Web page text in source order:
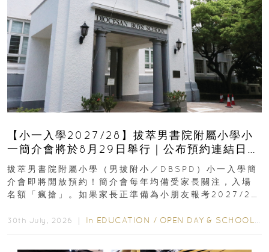
【小一入學2027/28】拔萃男書院附屬小學小
一簡介會將於8月29日舉行｜公布預約連結日期
｜更設有網上重溫
拔萃男書院附屬小學（男拔附小／DBSPD）小一入學簡
介會即將開放預約！簡介會每年均備受家長關注，入場
名額「瘋搶」。如果家長正準備為小朋友報考2027/28
30th July, 2026 ｜ In EDUCATION / OPEN DAY & SCHOOL EVENTS